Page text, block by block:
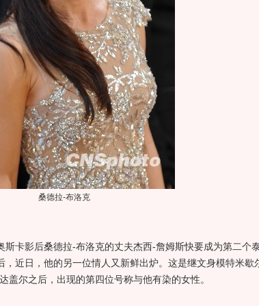
桑德拉-布洛克
影后桑德拉-布洛克的丈夫杰西-詹姆斯快要成为第二个
，近日，他的另一位情人又新鲜出炉。这是继文身模特米歇
盖尔之后，出现的第四位号称与他有染的女性。